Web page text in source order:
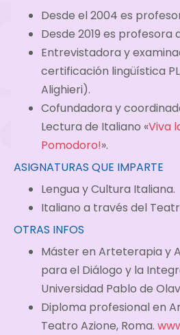
Desde el 2004 es
Desde 2019 es profesora
Entrevistadora y
certificación lingüística
Alighieri).
Cofundadora y
Lectura de Italiano «Viva
Pomodoro!».
ASIGNATURAS QUE IMPARTE
Lengua y Cultura Italiana.
Italiano a través del
OTRAS INFOS
Máster en Arteterapia y
para el Diálogo y la
Universidad Pablo de
Diploma profesional en
Teatro Azione, Roma.